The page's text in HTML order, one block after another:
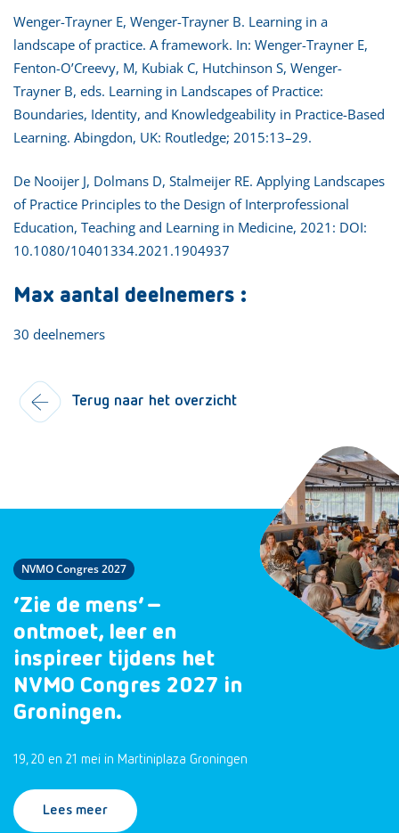
Wenger-Trayner E, Wenger-Trayner B. Learning in a
landscape of practice. A framework. In: Wenger-Trayner E,
Fenton-O’Creevy, M, Kubiak C, Hutchinson S, Wenger-
Trayner B, eds. Learning in Landscapes of Practice:
Boundaries, Identity, and Knowledgeability in Practice-Based
Learning. Abingdon, UK: Routledge; 2015:13–29.
De Nooijer J, Dolmans D, Stalmeijer RE. Applying Landscapes
of Practice Principles to the Design of Interprofessional
Education, Teaching and Learning in Medicine, 2021: DOI:
10.1080/10401334.2021.1904937
Max aantal deelnemers :
30 deelnemers
Terug naar het overzicht
NVMO Congres 2027
‘Zie de mens’ –
ontmoet, leer en
inspireer tijdens het
NVMO Congres 2027 in
Groningen.
19, 20 en 21 mei in Martiniplaza Groningen
Lees meer